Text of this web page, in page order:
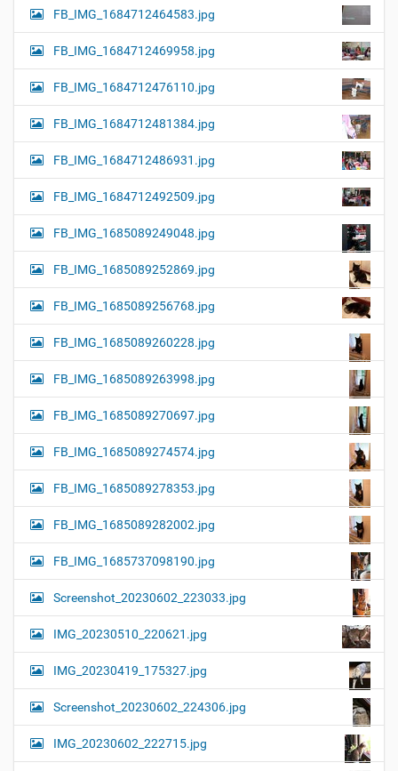
FB_IMG_1684712464583.jpg
FB_IMG_1684712469958.jpg
FB_IMG_1684712476110.jpg
FB_IMG_1684712481384.jpg
FB_IMG_1684712486931.jpg
FB_IMG_1684712492509.jpg
FB_IMG_1685089249048.jpg
FB_IMG_1685089252869.jpg
FB_IMG_1685089256768.jpg
FB_IMG_1685089260228.jpg
FB_IMG_1685089263998.jpg
FB_IMG_1685089270697.jpg
FB_IMG_1685089274574.jpg
FB_IMG_1685089278353.jpg
FB_IMG_1685089282002.jpg
FB_IMG_1685737098190.jpg
Screenshot_20230602_223033.jpg
IMG_20230510_220621.jpg
IMG_20230419_175327.jpg
Screenshot_20230602_224306.jpg
IMG_20230602_222715.jpg